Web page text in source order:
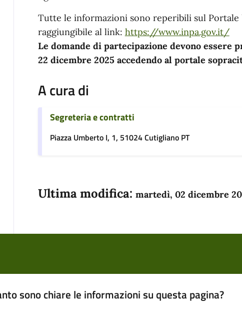
Tutte le informazioni sono reperibili sul Portale
raggiungibile al link: https://www.inpa.gov.it/
Le domande di partecipazione devono essere
22 dicembre 2025 accedendo al portale
A cura di
Segreteria e contratti
Piazza Umberto I, 1, 51024 Cutigliano PT
Ultima modifica: martedì, 02 dicembre
sono chiare le informazioni su questa pagina?